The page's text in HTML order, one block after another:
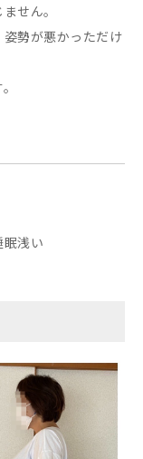
せん。
勢が悪かっただけ
浅い